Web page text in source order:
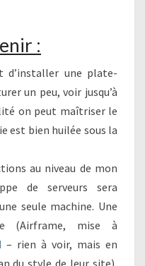
:
d’installer une plate-
un peu, voir jusqu’à
on peut maîtriser le
est bien huilée sous la
au niveau de mon
de serveurs sera
seule machine. Une
(Airframe, mise à
– rien à voir, mais en
du style de leur site),